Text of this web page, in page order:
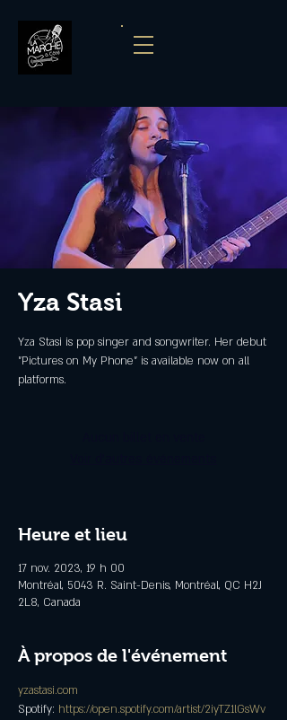
Yza Stasi
Yza Stasi is pop singer and songwriter. Her debut
"Pictures on My Phone" is available now on all
platforms.
Heure et lieu
17 nov. 2023, 19 h 00
Montréal, 5043 R. Saint-Denis, Montréal, QC H2J
2L8, Canada
À propos de l'événement
yzastasi.com
Spotify: https://open.spotify.com/artist/2iyTZ1lGsWv